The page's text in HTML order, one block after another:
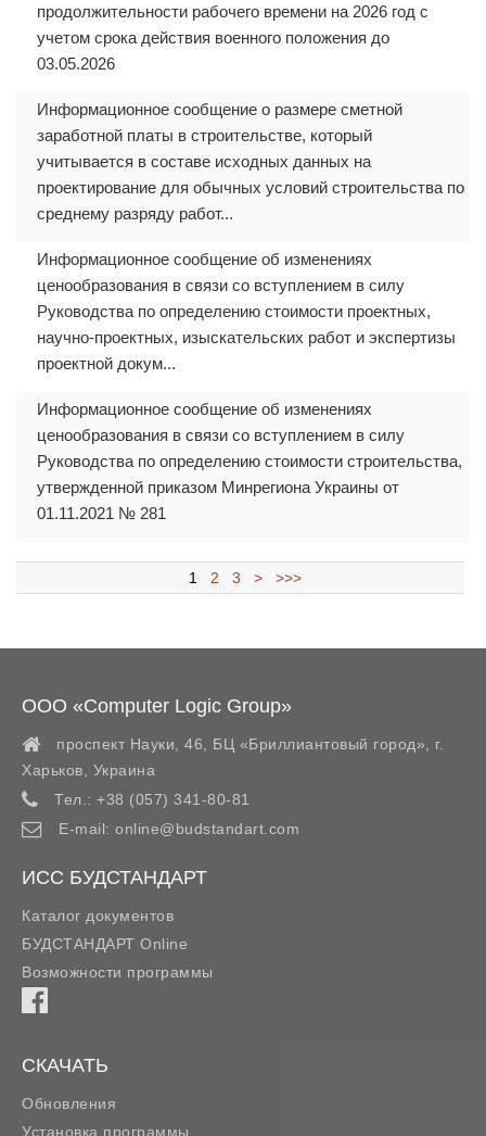
продолжительности рабочего времени на 2026 год с
учетом срока действия военного положения до
03.05.2026
Информационное сообщение о размере сметной
заработной платы в строительстве, который
учитывается в составе исходных данных на
проектирование для обычных условий строительства по
среднему разряду работ...
Информационное сообщение об изменениях
ценообразования в связи со вступлением в силу
Руководства по определению стоимости проектных,
научно-проектных, изыскательских работ и экспертизы
проектной докум...
Информационное сообщение об изменениях
ценообразования в связи со вступлением в силу
Руководства по определению стоимости строительства,
утвержденной приказом Минрегиона Украины от
01.11.2021 № 281
1 2 3 > >>>
ООО «Computer Logic Group»
проспект Науки, 46, БЦ «Бриллиантовый город»,
г.
Харьков
Украина
Тел.: +38 (057) 341-80-81
E-mail: online@budstandart.com
ИСС БУДСТАНДАРТ
Каталог документов
БУДСТАНДАРТ Online
Возможности программы
СКАЧАТЬ
Обновления
Установка программы